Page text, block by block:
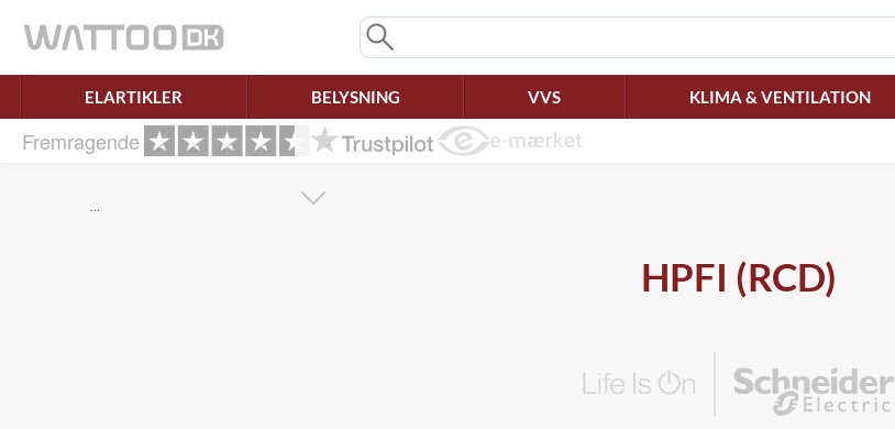
ELARTIKLER BELYSNING VVS KLIMA & VENTILATION
Fremragende
…
HPFI (RCD)
Ret samtykke!